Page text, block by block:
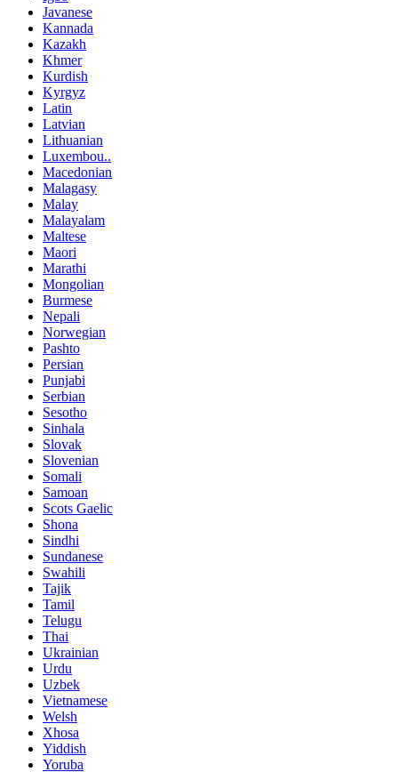
Javanese
Kannada
Kazakh
Khmer
Kurdish
Kyrgyz
Latin
Latvian
Lithuanian
Luxembou..
Macedonian
Malagasy
Malay
Malayalam
Maltese
Maori
Marathi
Mongolian
Burmese
Nepali
Norwegian
Pashto
Persian
Punjabi
Serbian
Sesotho
Sinhala
Slovak
Slovenian
Somali
Samoan
Scots Gaelic
Shona
Sindhi
Sundanese
Swahili
Tajik
Tamil
Telugu
Thai
Ukrainian
Urdu
Uzbek
Vietnamese
Welsh
Xhosa
Yiddish
Yoruba